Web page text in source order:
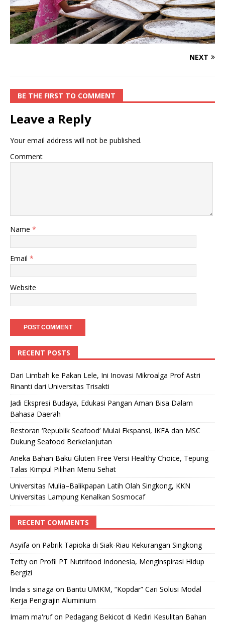
NEXT
BE THE FIRST TO COMMENT
Leave a Reply
Your email address will not be published.
Comment
Name *
Email *
Website
RECENT POSTS
Dari Limbah ke Pakan Lele, Ini Inovasi Mikroalga Prof Astri
Rinanti dari Universitas Trisakti
Jadi Ekspresi Budaya, Edukasi Pangan Aman Bisa Dalam
Bahasa Daerah
Restoran ‘Republik Seafood’ Mulai Ekspansi, IKEA dan MSC
Dukung Seafood Berkelanjutan
Aneka Bahan Baku Gluten Free Versi Healthy Choice, Tepung
Talas Kimpul Pilihan Menu Sehat
Universitas Mulia–Balikpapan Latih Olah Singkong, KKN
Universitas Lampung Kenalkan Sosmocaf
RECENT COMMENTS
Asyifa on Pabrik Tapioka di Siak-Riau Kekurangan Singkong
Tetty on Profil PT Nutrifood Indonesia, Menginspirasi Hidup
Bergizi
linda s sinaga on Bantu UMKM, “Kopdar” Cari Solusi Modal
Kerja Pengrajin Aluminium
Imam ma'rufon Pedagang Bekicot di Kediri Kesulitan Bahan